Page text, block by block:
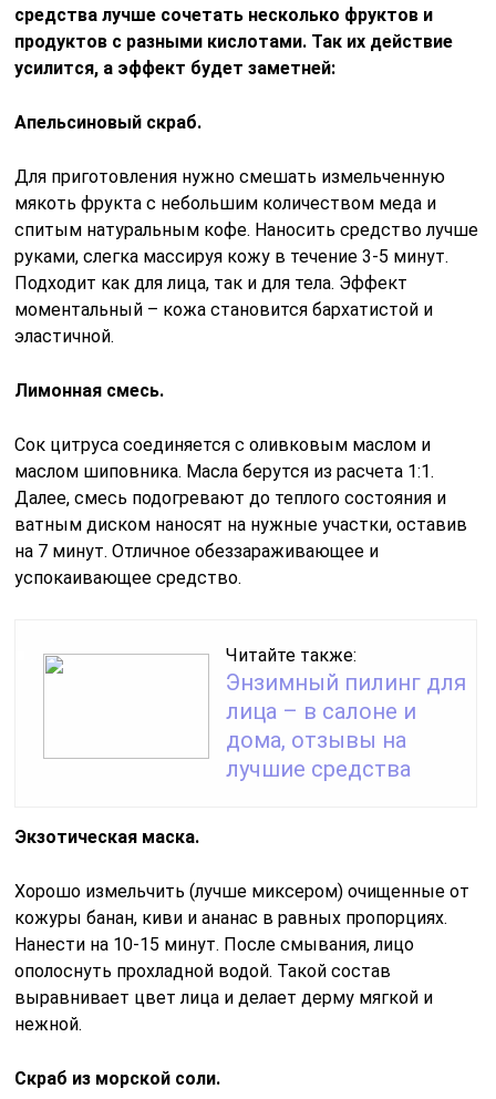
средства лучше сочетать несколько фруктов и
продуктов с разными кислотами. Так их действие
усилится, а эффект будет заметней:
Апельсиновый скраб.
Для приготовления нужно смешать измельченную
мякоть фрукта с небольшим количеством меда и
спитым натуральным кофе. Наносить средство лучше
руками, слегка массируя кожу в течение 3-5 минут.
Подходит как для лица, так и для тела. Эффект
моментальный – кожа становится бархатистой и
эластичной.
Лимонная смесь.
Сок цитруса соединяется с оливковым маслом и
маслом шиповника. Масла берутся из расчета 1:1.
Далее, смесь подогревают до теплого состояния и
ватным диском наносят на нужные участки, оставив
на 7 минут. Отличное обеззараживающее и
успокаивающее средство.
Читайте также:
Энзимный пилинг для
лица – в салоне и
дома, отзывы на
лучшие средства
Экзотическая маска.
Хорошо измельчить (лучше миксером) очищенные от
кожуры банан, киви и ананас в равных пропорциях.
Нанести на 10-15 минут. После смывания, лицо
ополоснуть прохладной водой. Такой состав
выравнивает цвет лица и делает дерму мягкой и
нежной.
Скраб из морской соли.